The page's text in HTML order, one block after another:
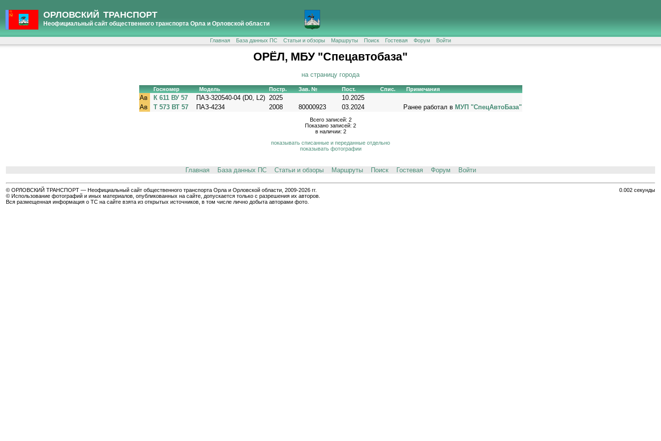
ОРЛОВСКИЙ ТРАНСПОРТ
Неофициальный сайт общественного транспорта Орла и Орловской области
Главная База данных ПС Статьи и обзоры Маршруты Поиск Гостевая Форум Войти
ОРЁЛ, МБУ "Спецавтобаза"
на страницу города
Госномер Модель Постр. Зав. № Пост. Спис. Примечания
Ав К 611 ВУ 57 ПАЗ-320540-04 (D0, L2) 2025
10.2025
Ав
Т 573 ВТ 57 ПАЗ-4234 2008 80000923 03.2024 Ранее работал в МУП "СпецАвтоБаза"
Всего записей: 2
Показано записей: 2
в наличии: 2
показывать списанные и переданные отдельно
показывать фотографии
Главная База данных ПС Статьи и обзоры Маршруты Поиск Гостевая Форум Войти
0.002 секунды
© ОРЛОВСКИЙ ТРАНСПОРТ — Неофициальный сайт общественного транспорта Орла и Орловской области, 2009-2026 гг.
© Использование фотографий и иных материалов, опубликованных на сайте, допускается только с разрешения их авторов.
Вся размещенная информация о ТС на сайте взята из открытых источников, в том числе лично добыта авторами фото.